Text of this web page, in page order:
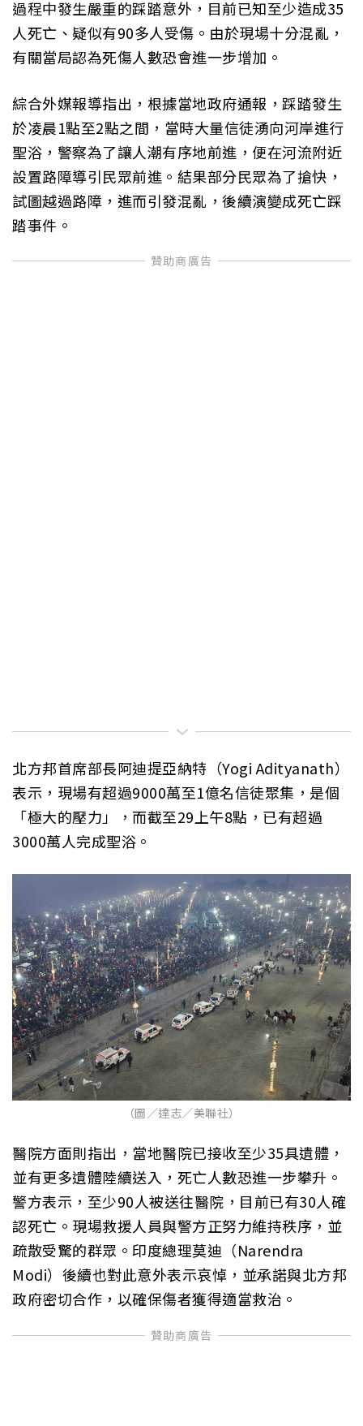
過程中發生嚴重的踩踏意外，目前已知至少造成35
人死亡、疑似有90多人受傷。由於現場十分混亂，
有關當局認為死傷人數恐會進一步增加。
綜合外媒報導指出，根據當地政府通報，踩踏發生
於凌晨1點至2點之間，當時大量信徒湧向河岸進行
聖浴，警察為了讓人潮有序地前進，便在河流附近
設置路障導引民眾前進。結果部分民眾為了搶快，
試圖越過路障，進而引發混亂，後續演變成死亡踩
踏事件。
北方邦首席部長阿迪提亞納特（Yogi Adityanath）
表示，現場有超過9000萬至1億名信徒聚集，是個
「極大的壓力」，而截至29上午8點，已有超過
3000萬人完成聖浴。
（圖／達志／美聯社）
醫院方面則指出，當地醫院已接收至少35具遺體，
並有更多遺體陸續送入，死亡人數恐進一步攀升。
警方表示，至少90人被送往醫院，目前已有30人確
認死亡。現場救援人員與警方正努力維持秩序，並
疏散受驚的群眾。印度總理莫迪（Narendra
Modi）後續也對此意外表示哀悼，並承諾與北方邦
政府密切合作，以確保傷者獲得適當救治。